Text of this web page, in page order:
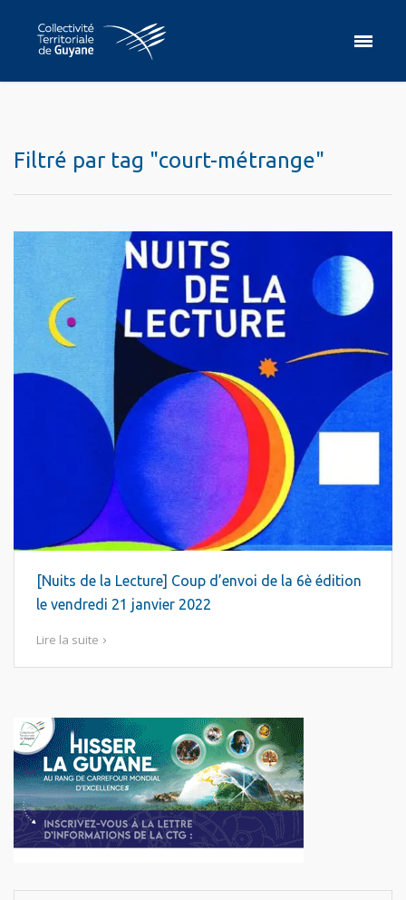
Filtré par tag "court-métrange"
[Nuits de la Lecture] Coup d’envoi de la 6è édition
le vendredi 21 janvier 2022
Lire la suite